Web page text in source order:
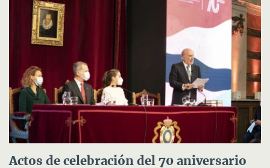
Actos de celebración del 70 aniversario